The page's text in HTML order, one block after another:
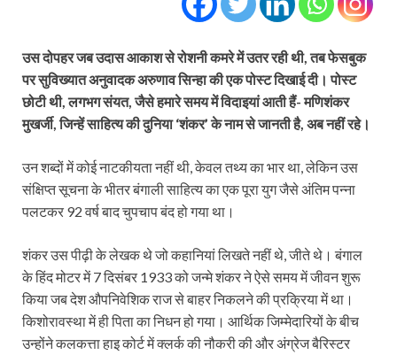
उस दोपहर जब उदास आकाश से रोशनी कमरे में उतर रही थी, तब फेसबुक
पर सुविख्यात अनुवादक अरुणाव सिन्हा की एक पोस्ट दिखाई दी। पोस्ट
छोटी थी, लगभग संयत, जैसे हमारे समय में विदाइयां आती हैं- मणिशंकर
मुखर्जी, जिन्हें साहित्य की दुनिया ‘शंकर’ के नाम से जानती है, अब नहीं रहे।
उन शब्दों में कोई नाटकीयता नहीं थी, केवल तथ्य का भार था, लेकिन उस
संक्षिप्त सूचना के भीतर बंगाली साहित्य का एक पूरा युग जैसे अंतिम पन्ना
पलटकर 92 वर्ष बाद चुपचाप बंद हो गया था।
शंकर उस पीढ़ी के लेखक थे जो कहानियां लिखते नहीं थे, जीते थे। बंगाल
के हिंद मोटर में 7 दिसंबर 1933 को जन्मे शंकर ने ऐसे समय में जीवन शुरू
किया जब देश औपनिवेशिक राज से बाहर निकलने की प्रक्रिया में था।
किशोरावस्था में ही पिता का निधन हो गया। आर्थिक जिम्मेदारियों के बीच
उन्होंने कलकत्ता हाइ कोर्ट में क्लर्क की नौकरी की और अंग्रेज बैरिस्टर